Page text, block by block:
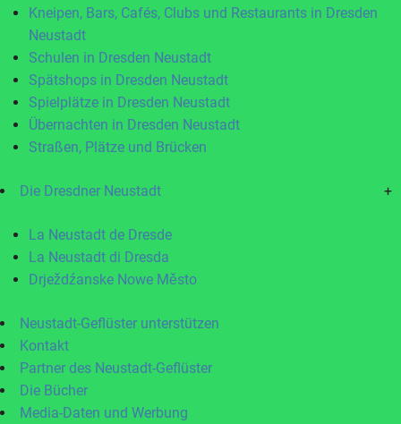
Kneipen, Bars, Cafés, Clubs und Restaurants in Dresden
Neustadt
Schulen in Dresden Neustadt
Spätshops in Dresden Neustadt
Spielplätze in Dresden Neustadt
Übernachten in Dresden Neustadt
Straßen, Plätze und Brücken
Die Dresdner Neustadt +
La Neustadt de Dresde
La Neustadt di Dresda
Drježdźanske Nowe Město
Neustadt-Geflüster unterstützen
Kontakt
Partner des Neustadt-Geflüster
Die Bücher
Media-Daten und Werbung